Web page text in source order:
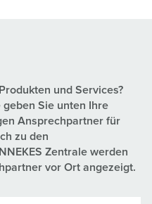
und Services?
Sie unten Ihre
Ansprechpartner für
zu den
Zentrale werden
vor Ort angezeigt.